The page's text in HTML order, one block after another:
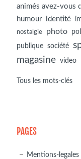
animés avez-vous
humour identité
nostalgie photo
publique société
magasine video
Tous les mots-clés
PAGES
Mentions-